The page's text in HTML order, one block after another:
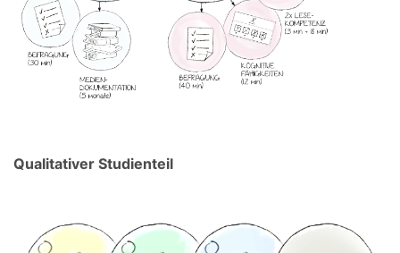
Qualitativer Studienteil